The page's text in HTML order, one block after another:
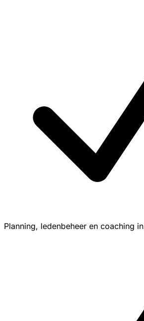
Planning, ledenbeheer en coaching